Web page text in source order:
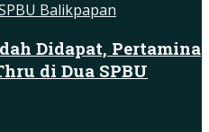
Didapat, Pertamina
di Dua SPBU